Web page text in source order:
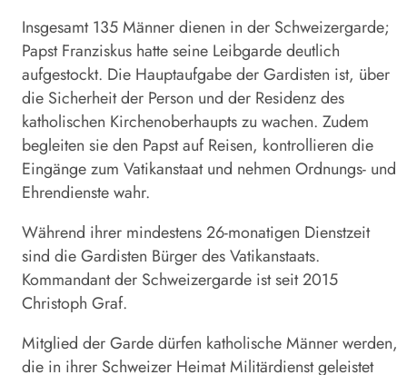
Insgesamt 135 Männer dienen in der Schweizergarde;
Papst Franziskus hatte seine Leibgarde deutlich
aufgestockt. Die Hauptaufgabe der Gardisten ist, über
die Sicherheit der Person und der Residenz des
katholischen Kirchenoberhaupts zu wachen. Zudem
begleiten sie den Papst auf Reisen, kontrollieren die
Eingänge zum Vatikanstaat und nehmen Ordnungs- und
Ehrendienste wahr.
Während ihrer mindestens 26-monatigen Dienstzeit
sind die Gardisten Bürger des Vatikanstaats.
Kommandant der Schweizergarde ist seit 2015
Christoph Graf.
Mitglied der Garde dürfen katholische Männer werden,
die in ihrer Schweizer Heimat Militärdienst geleistet